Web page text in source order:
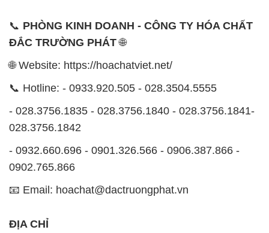
📞 PHÒNG KINH DOANH - CÔNG TY HÓA CHẤT
ĐẮC TRƯỜNG PHÁT🌐
🌐 Website: https://hoachatviet.net/
📞 Hotline: - 0933.920.505 - 028.3504.5555
- 028.3756.1835 - 028.3756.1840 - 028.3756.1841-
028.3756.1842
- 0932.660.696 - 0901.326.566 - 0906.387.866 -
0902.765.866
📧 Email: hoachat@dactruongphat.vn
ĐỊA CHỈ